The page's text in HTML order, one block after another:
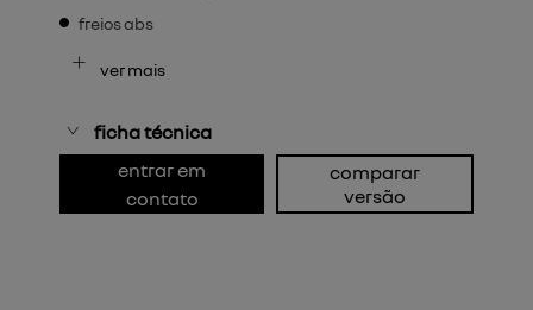
freios abs
ver mais
ficha técnica
entrar em
contato
comparar
versão